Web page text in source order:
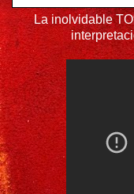
La inolvidable